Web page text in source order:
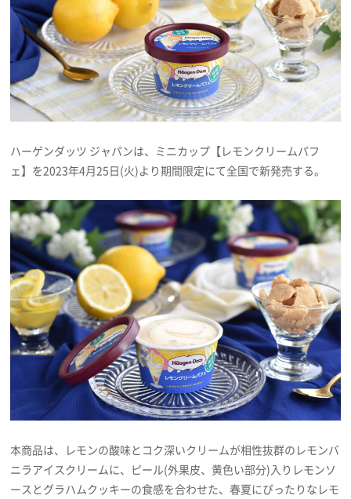
インタビュー
フィルム
Emoメン
ランキング
Emo!miuとは？
免責事項
プライバシーポリシー
利用規約
お問い合わせ
ハーゲンダッツ ジャパンは、ミニカップ【レモンクリームパフ
ェ】を2023年4月25日(火)より期間限定にて全国で新発売する。
本商品は、レモンの酸味とコク深いクリームが相性抜群のレモンバ
ニラアイスクリームに、ピール(外果皮、黄色い部分)入りレモンソ
ースとグラハムクッキーの食感を合わせた、春夏にぴったりなレモ